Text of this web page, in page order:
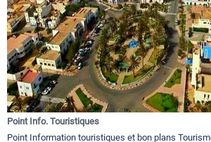
Point Info. Touristiques
Point Information touristiques et bon plans